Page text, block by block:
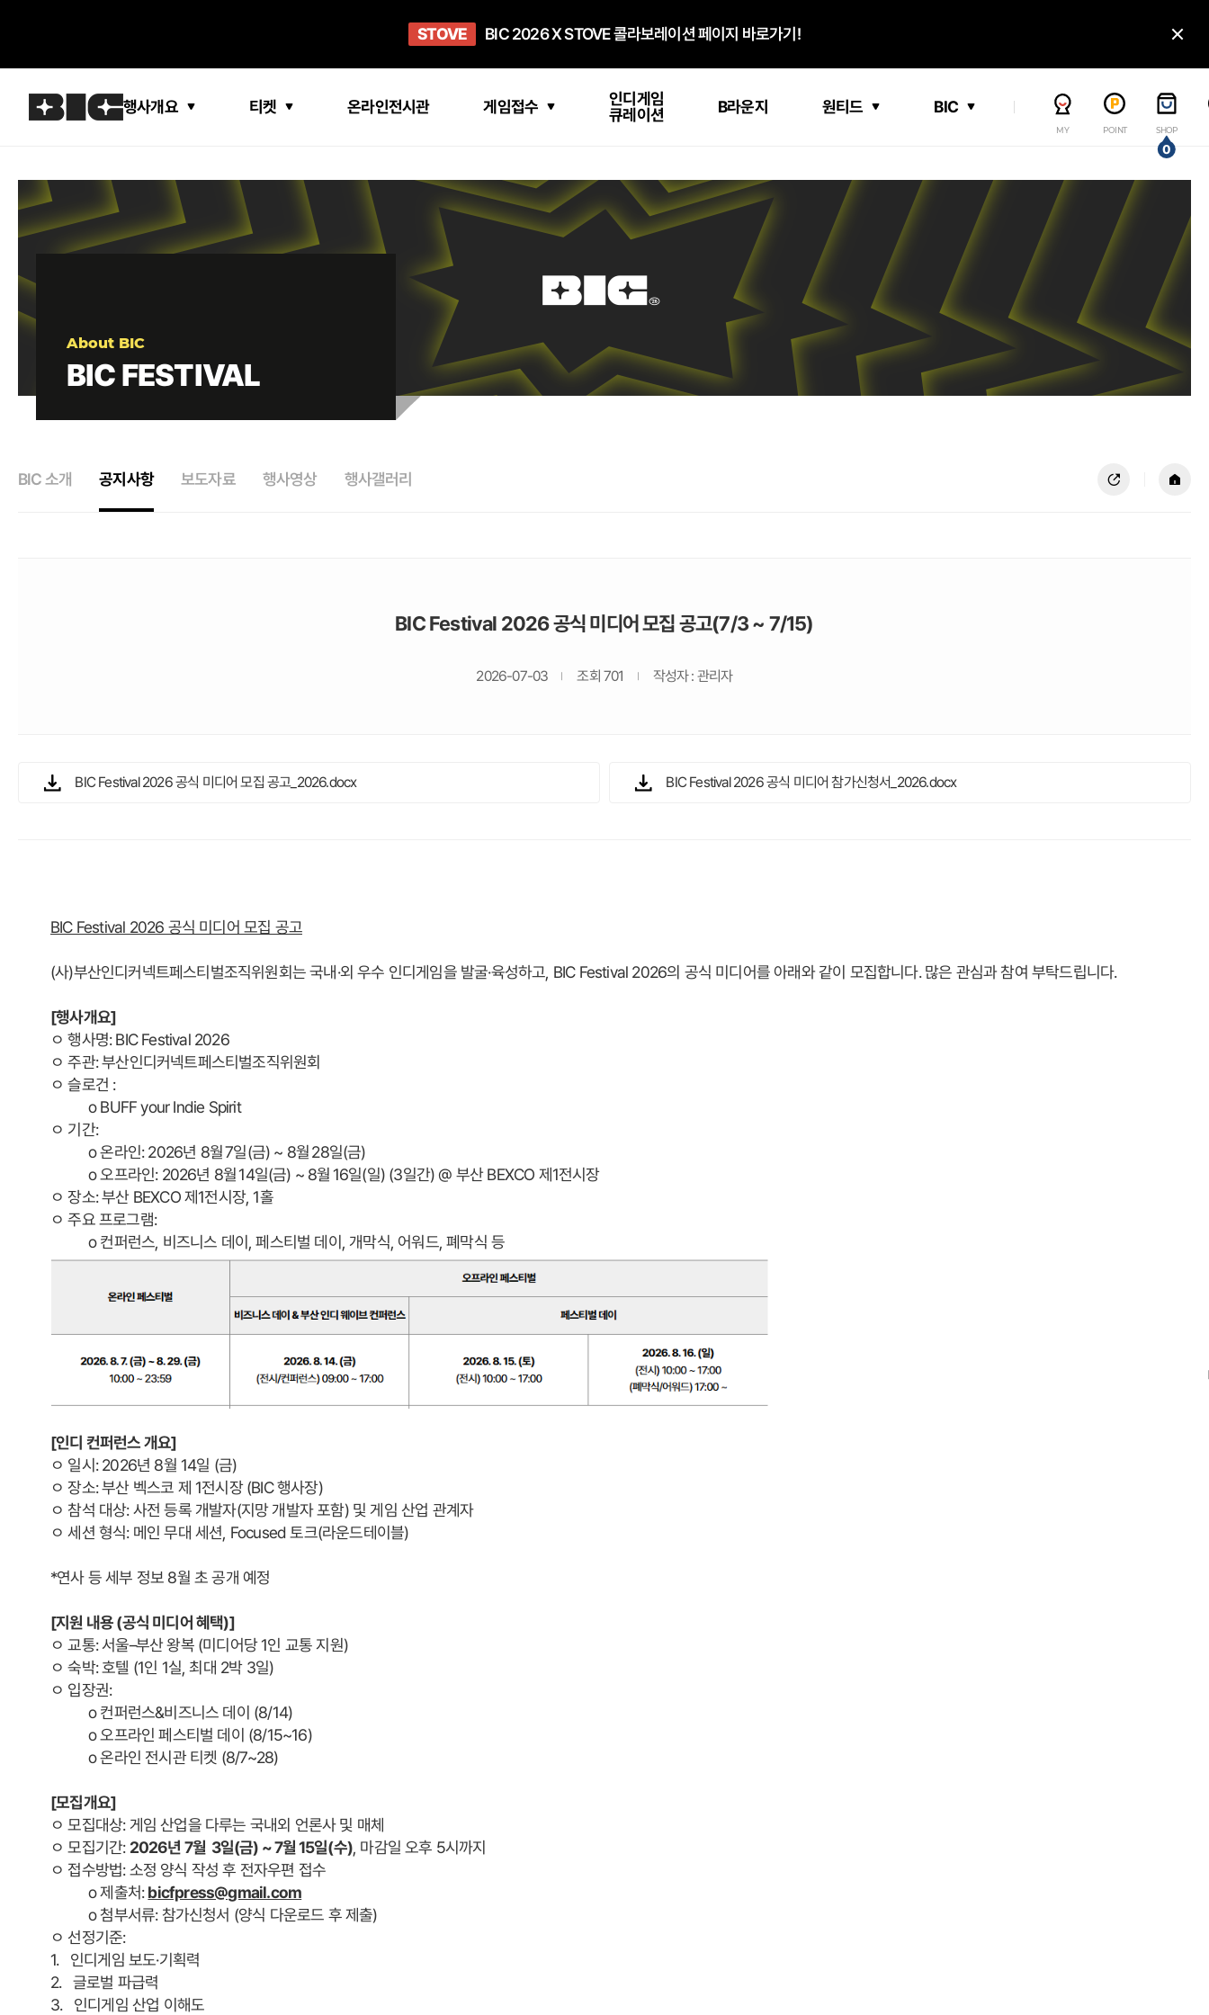
OPEN BIC 2026 STEAM SALE PAGE
STOVE BIC 2026 X STOVE 콜라보레이션 페이지 바로가기!
희망스튜디오 아이들에게 희망 버프 주고, 닌텐도 스위치2 받기!
GO TO 인디게임 테스트 베드 '비라운지' 바로가기!
GO TO '인디게임 큐레이션' 페이지 바로가기!
행사개요 티켓 온라인전시관 게임접수
인디게임
큐레이션
B라운지 원티드 BIC
MY POINT SHOP
0
About BIC
BIC FESTIVAL
BIC 소개 공지사항 보도자료 행사영상 행사갤러리 공유하기
BIC Festival 2026 공식 미디어 모집 공고(7/3 ~ 7/15)
2026-07-03 조회 701 작성자 : 관리자
BIC Festival 2026 공식 미디어 모집 공고_2026.docx BIC Festival 2026 공식 미디어 참가신청서_2026.docx
BIC Festival 2026 공식 미디어 모집 공고
(사)부산인디커넥트페스티벌조직위원회는 국내·외 우수 인디게임을 발굴·육성하고, BIC Festival 2026의 공식 미디어를 아래와 같이 모집합니다. 많은 관심과 참여 부탁드립니다.
[행사개요]
ﾷ 행사명: BIC Festival 2026
ﾷ 주관: 부산인디커넥트페스티벌조직위원회
ﾷ 슬로건 :
o BUFF your Indie Spirit
ﾷ 기간:
o 온라인: 2026년 8월 7일(금) ~ 8월 28일(금)
o 오프라인: 2026년 8월 14일(금) ~ 8월 16일(일) (3일간) @ 부산 BEXCO 제1전시장
ﾷ 장소: 부산 BEXCO 제1전시장, 1홀
ﾷ 주요 프로그램:
o 컨퍼런스, 비즈니스 데이, 페스티벌 데이, 개막식, 어워드, 폐막식 등
[인디 컨퍼런스 개요]
ﾷ 일시: 2026년 8월 14일 (금)
ﾷ 장소: 부산 벡스코 제 1전시장 (BIC 행사장)
ﾷ 참석 대상: 사전 등록 개발자(지망 개발자 포함) 및 게임 산업 관계자
ﾷ 세션 형식: 메인 무대 세션, Focused 토크(라운드테이블)
*연사 등 세부 정보 8월 초 공개 예정
[지원 내용 (공식 미디어 혜택)]
ﾷ 교통: 서울–부산 왕복 (미디어당 1인 교통 지원)
ﾷ 숙박: 호텔 (1인 1실, 최대 2박 3일)
ﾷ 입장권:
o 컨퍼런스&비즈니스 데이 (8/14)
o 오프라인 페스티벌 데이 (8/15~16)
o 온라인 전시관 티켓 (8/7~28)
[모집개요]
ﾷ 모집대상: 게임 산업을 다루는 국내외 언론사 및 매체
ﾷ 모집기간: 2026년 7월 3일(금) ~ 7월 15일(수), 마감일 오후 5시까지
ﾷ 접수방법: 소정 양식 작성 후 전자우편 접수
o 제출처:bicfpress@gmail.com
o 첨부서류: 참가신청서 (양식 다운로드 후 제출)
ﾷ 선정기준:
1. 인디게임 보도·기획력
2. 글로벌 파급력
3. 인디게임 산업 이해도